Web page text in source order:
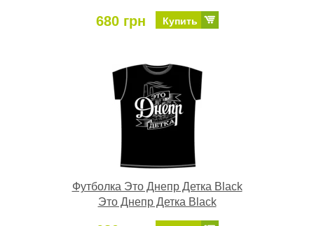
680 грн Купить
Футболка Это Днепр Детка Black
Это Днепр Детка Black